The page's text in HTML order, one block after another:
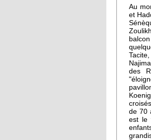
Au
et
des
de 70
est le